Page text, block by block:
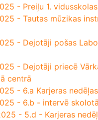
- Preiļu 1.
- Tautas mūzikas
- Dejotāji pošas
- Dejotāji priecē
centrā
- 6.a Karjeras
- 6.b - intervē
- 5.d - Karjeras